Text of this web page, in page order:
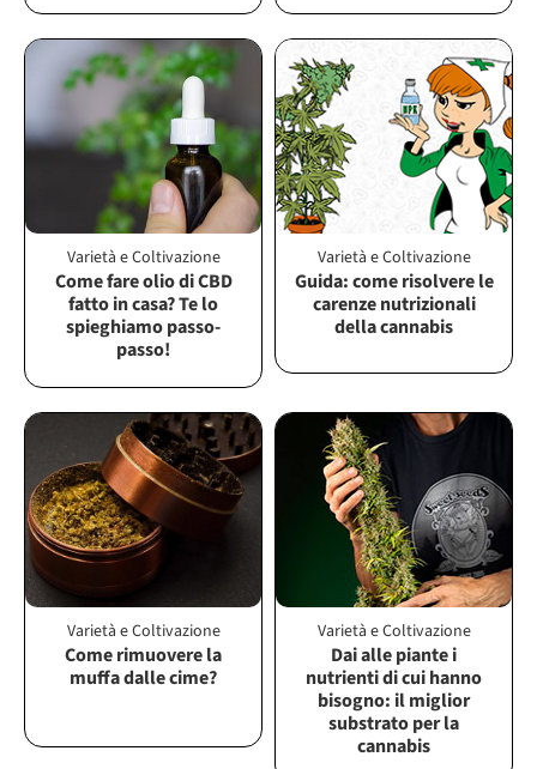
Varietà e Coltivazione
Come fare olio di CBD
fatto in casa? Te lo
spieghiamo passo-
passo!
Varietà e Coltivazione
Guida: come risolvere le
carenze nutrizionali
della cannabis
Varietà e Coltivazione
Come rimuovere la
muffa dalle cime?
Varietà e Coltivazione
Dai alle piante i
nutrienti di cui hanno
bisogno: il miglior
substrato per la
cannabis